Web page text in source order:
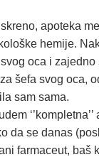
apoteka
hemije.
oca i zajedno
šefa svog oca,
sam sama.
da se danas
farmaceut,